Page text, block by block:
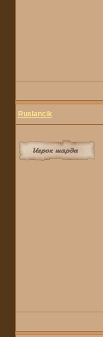
Ruslancik